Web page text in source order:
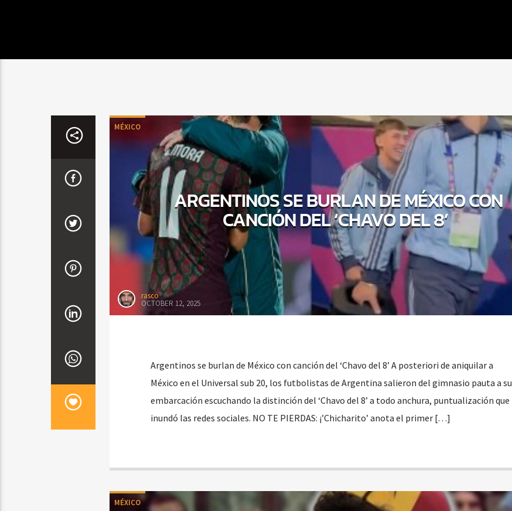
MÉXICO
ARGENTINOS SE BURLAN DE MÉXICO CON
CANCIÓN DEL ‘CHAVO DEL 8’
rasco
OCTOBER 12, 2025
Argentinos se burlan de México con canción del ‘Chavo del 8’ A posteriori de aniquilar a
México en el Universal sub 20, los futbolistas de Argentina salieron del gimnasio pauta a su
embarcación escuchando la distinción del ‘Chavo del 8’ a todo anchura, puntualización que
inundó las redes sociales. NO TE PIERDAS: ¡’Chicharito’ anota el primer […]
MÉXICO